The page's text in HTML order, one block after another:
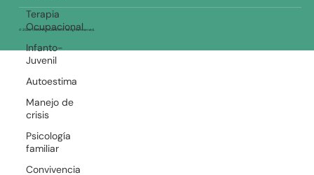
Terapia
Ocupacional
Infanto-
Juvenil
Autoestima
Manejo de
crisis
Psicología
familiar
Convivencia